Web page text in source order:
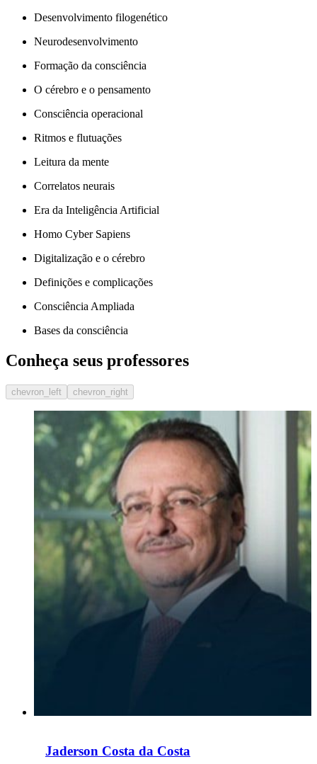
Desenvolvimento filogenético
Neurodesenvolvimento
Formação da consciência
O cérebro e o pensamento
Consciência operacional
Ritmos e flutuações
Leitura da mente
Correlatos neurais
Era da Inteligência Artificial
Homo Cyber Sapiens
Digitalização e o cérebro
Definições e complicações
Consciência Ampliada
Bases da consciência
Conheça seus professores
chevron_left chevron_right
Jaderson Costa da Costa